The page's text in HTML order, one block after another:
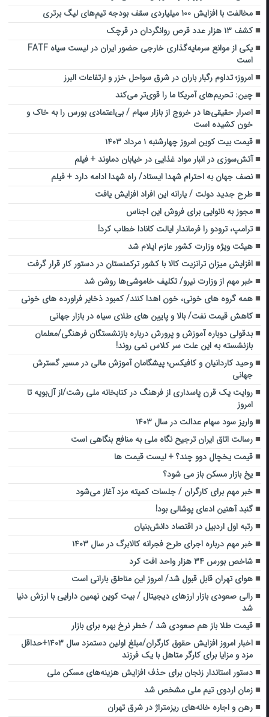
مخالفت با افزایش ۱۰۰ میلیاردی سقف بودجه تیم‌های لیگ برتری
کشف ۱۳ هزار عدد قرص روانگردان در قرچک
یکی از موانع سرمایه‌گذاری خارجی حضور ایران در لیست سیاه FATF
است
امروز؛ تداوم رگبار باران در شرق سواحل خزر و ارتفاعات البرز
چین: تحریم‌های آمریکا ما را قوی‌تر می‌کند
اصرار حقیقی‌ها در خروج از بازار سهام / بی‌اعتمادی بورس را به خاک و
خون کشیده است
قیمت بیت کوین امروز چهارشنبه ۱ مرداد ۱۴۰۳
آتش‌سوزی در انبار مواد غذایی در خیابان دماوند + فیلم
نصف جهان به احترام شهدا ایستاد/ راه شهدا ادامه دارد + فیلم
طرح جدید دولت / یارانه این افراد افزایش یافت
مجوز به نانوایی برای فروش این اجناس
ترامپ، ترودو را فرماندار ایالت کانادا خطاب کرد!
هیئت ویژه وزارت کشور عازم ایلام شد
افزایش میزان ترانزیت کالا با کشور ترکمنستان در دستور کار قرار گرفت
خبر مهم از وزارت نیرو/ تکلیف خاموشی‌ها روشن شد
همه گروه های خونی، خون اهدا کنند/ کمبود ذخایر فراورده های خونی
کاهش قیمت نفت/ بالا و پایین های طلای سیاه در بازار جهانی
بدقولی دوباره آموزش و پرورش درباره بازنشستگان فرهنگی/معلمان
بازنشسته به این علت سر کلاس نمی روند!
وحید کاردانیان و کافیکس؛ پیشگامان آموزش مالی در مسیر گسترش
جهانی
روایت یک قرن پاسداری از فرهنگ در کتابخانه ملی رشت/از آل‌بویه تا
امروز
واریز سود سهام عدالت در سال ۱۴۰۳
رسالت اتاق ایران ترجیح نگاه ملی به منافع بنگاهی است
قیمت یخچال دوو چند؟ + لیست قیمت ها
یخ بازار مسکن باز می شود؟
خبر مهم برای کارگران / جلسات کمیته مزد آغاز می‌شود
گنبد آهنین ادعای پوشالی بود!
رتبه اول اردبیل در اقتصاد دانش‌بنیان
خبر مهم درباره اجرای طرح فجرانه کالابرگ در سال ۱۴۰۳
شاخص بورس ۳۴ هزار واحد افت کرد
هوای تهران قابل قبول شد/ امروز این مناطق بارانی است
رالی صعودی بازار ارزهای دیجیتال / بیت کوین نهمین دارایی با ارزش دنیا
شد
قیمت طلا باز هم صعودی شد / خطر نرخ بهره برای بازار
اخبار امروز افزایش حقوق کارگران/مبلغ اولین دستمزد سال ۱۴۰۳+حداقل
مزد و مزایا برای کارگر متاهل با یک فرزند
دستور استاندار زنجان برای حذف افزایش هزینه‌های مسکن ملی
زمان اردوی تیم ملی مشخص شد
رهن و اجاره خانه‌های ریزمتراژ در شرق تهران